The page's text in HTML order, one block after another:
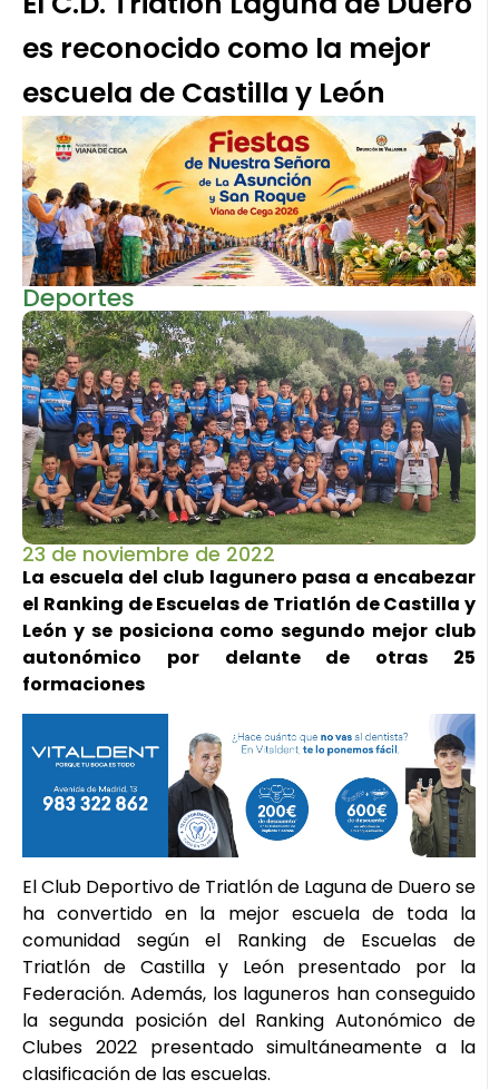
es reconocido como la mejor
escuela de Castilla y León
Deportes
23 de noviembre de 2022
La escuela del club lagunero pasa a encabezar
el Ranking de Escuelas de Triatlón de Castilla y
León y se posiciona como segundo mejor club
autonómico por delante de otras 25
formaciones
El Club Deportivo de Triatlón de Laguna de Duero se
ha convertido en la mejor escuela de toda la
comunidad según el Ranking de Escuelas de
Triatlón de Castilla y León presentado por la
Federación. Además, los laguneros han conseguido
la segunda posición del Ranking Autonómico de
Clubes 2022 presentado simultáneamente a la
clasificación de las escuelas.